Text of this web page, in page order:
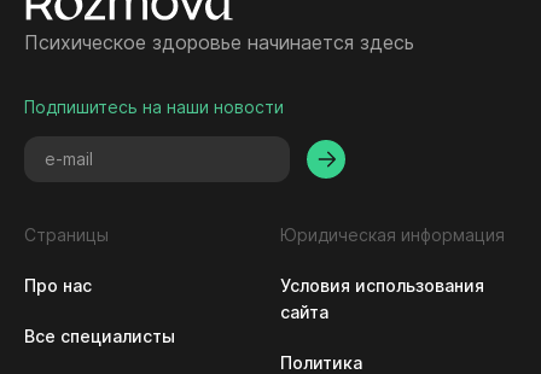
Психическое здоровье начинается здесь
Подпишитесь на наши новости
Страницы
Про нас
Все специалисты
Юридическая информация
Условия использования
сайта
Политика